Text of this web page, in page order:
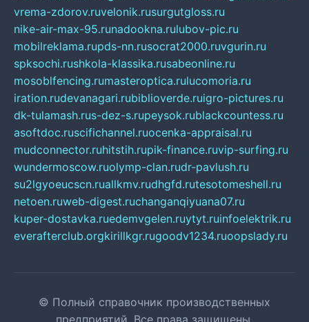
vrema-zdorov.ruvelonik.rusurgutgloss.ru
nike-air-max-95.runadookna.rulubov-pic.ru
mobilreklama.rupds-nn.rusocrat2000.ruvgurin.ru
spksochi.rushkola-klassika.rusabeonline.ru
mosoblfencing.rumasteroptica.rulucomoria.ru
iration.rudevanagari.rubiblioverde.ruigro-pictures.ru
dk-tulamash.rus-dez-s.rupeysok.rublackcountess.ru
asoftdoc.ruscifichannel.ruocenka-appraisal.ru
mudconnector.ruhitstih.rupik-finance.ruvip-surfing.ru
wundermoscow.ruolymp-clan.rudr-pavlush.ru
su2lgyoeucscn.ruallkmv.rudhgfd.rutesotomeshell.ru
netoen.ruweb-digest.ruchanganqiyuana07.ru
kuper-dostavka.ruedemvgelen.ruytyt.ruinfoelektrik.ru
everafterclub.orgkirillkgr.rugoodv1234.ruoopslady.ru
© Полный справочник производственных
предприятий. Все права защищены.